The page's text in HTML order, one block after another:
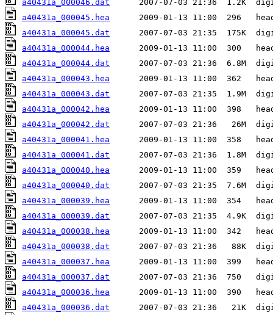
a40431a_000046.dat
a40431a_000045.hea
a40431a_000045.dat
a40431a_000044.hea
a40431a_000044.dat
a40431a_000043.hea
a40431a_000043.dat
a40431a_000042.hea
a40431a_000042.dat
a40431a_000041.hea
a40431a_000041.dat
a40431a_000040.hea
a40431a_000040.dat
a40431a_000039.hea
a40431a_000039.dat
a40431a_000038.hea
a40431a_000038.dat
a40431a_000037.hea
a40431a_000037.dat
a40431a_000036.hea
a40431a_000036.dat